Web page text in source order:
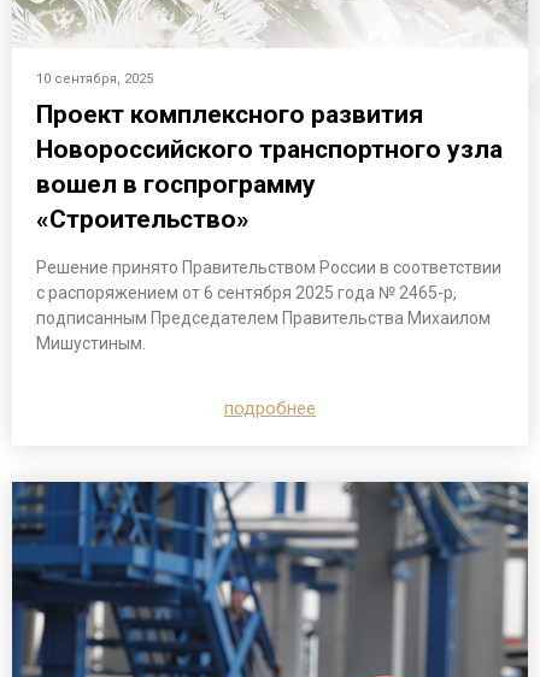
10 сентября, 2025
Проект комплексного развития
Новороссийского транспортного узла
вошел в госпрограмму
«Строительство»
Решение принято Правительством России в соответствии
с распоряжением от 6 сентября 2025 года № 2465-р,
подписанным Председателем Правительства Михаилом
Мишустиным.
подробнее